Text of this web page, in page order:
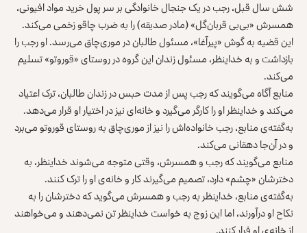
شش سال قبل، رجب در یک جنجال خانوادگی بر سر پول خرید مواد افیونی،
همسرش «بی‌بی قربان‌گل» (مادر صدیقه) را به ضرب چاقو زخمی می‌کند.
این قضیه به گوش «پیرآغا»، مسئول طالبان در موری‌چاق می‌رسد. او رجب را
بازداشت و به خداینظر، مسئول زندان این گروه در روستای «قوروتو» تسلیم
می‌کند.
منابع آگاه می‌گویند که رجب پس از مدت حبس در زندان طالبان، ترک اعتیاد
می‌کند و خداینظر او را کارگر می‌گیرد و خانه‌‌ای نیز در اختیار او قرار می‌دهد.
به‌گفته‌ی منابع، رجب خانواده‌اش را نیز از موری‌چاق به روستای قوروتو می‌برد
و در آن‌جا دهقانی می‌کند.
منابع می‌گویند که رجب و همسرش، وقتی متوجه می‌شوند خداینظر، به
دخترشان «چشم» دارد، تصمیم می‌گیرند کار و خانه‌ی او را ترک کنند.
به‌گفته‌ی منابع، خداینظر به رجب و همسرش می‌گوید که دخترشان را به
نکاح او درآورند، اما این زوج به خواست خداینظر تن نمی‌دهند و می‌خواهند